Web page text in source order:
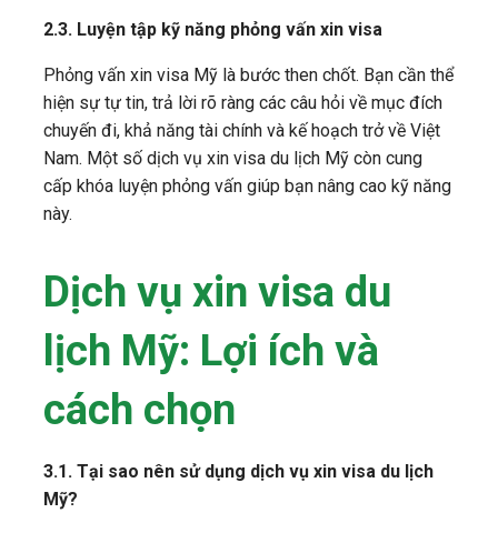
2.3. Luyện tập kỹ năng phỏng vấn xin visa
Phỏng vấn xin visa Mỹ là bước then chốt. Bạn cần thể
hiện sự tự tin, trả lời rõ ràng các câu hỏi về mục đích
chuyến đi, khả năng tài chính và kế hoạch trở về Việt
Nam. Một số dịch vụ xin visa du lịch Mỹ còn cung
cấp khóa luyện phỏng vấn giúp bạn nâng cao kỹ năng
này.
Dịch vụ xin visa du
lịch Mỹ: Lợi ích và
cách chọn
3.1. Tại sao nên sử dụng dịch vụ xin visa du lịch
Mỹ?